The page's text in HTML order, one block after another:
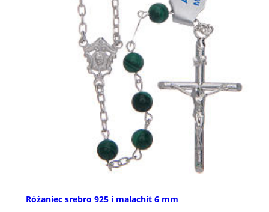
Różaniec srebro 925 i malachit 6 mm